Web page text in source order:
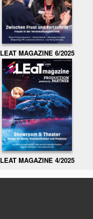
LEAT MAGAZINE 6/2025
LEAT MAGAZINE 4/2025